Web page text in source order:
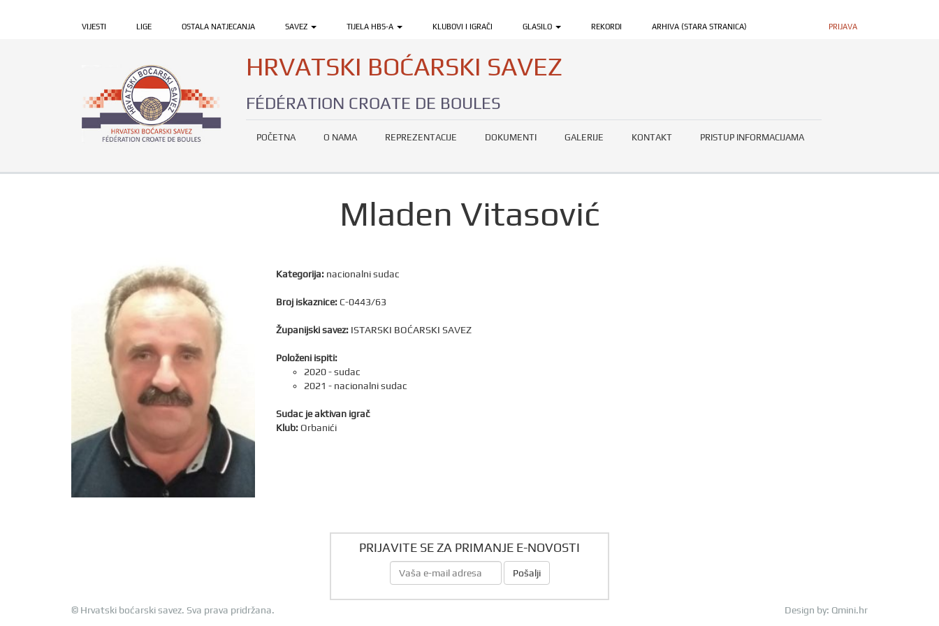
VIJESTI LIGE OSTALA NATJECANJA SAVEZ TIJELA HBS-A KLUBOVI I IGRAČI GLASILO REKORDI ARHIVA (STARA STRANICA) PRIJAVA
HRVATSKI BOĆARSKI SAVEZ
FÉDÉRATION CROATE DE BOULES
POČETNA O NAMA REPREZENTACIJE DOKUMENTI GALERIJE KONTAKT PRISTUP INFORMACIJAMA
Mladen Vitasović
Kategorija:nacionalni sudac
Broj iskaznice:C-0443/63
Županijski savez: ISTARSKI BOĆARSKI SAVEZ
Položeni ispiti:
2020 - sudac
2021 - nacionalni sudac
Sudac je aktivan igrač
Klub: Orbanići
PRIJAVITE SE ZA PRIMANJE E-NOVOSTI
Pošalji
© Hrvatski boćarski savez. Sva prava pridržana. Design by: Qmini.hr